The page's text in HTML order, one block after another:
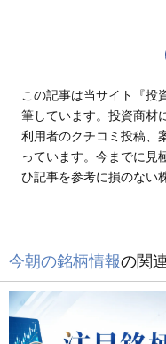
この記事は当サイト『投
筆しています。投資商材
利用者のクチコミ投稿、
っています。今までに見
ひ記事を参考に損のない
今朝の銘柄情報の関